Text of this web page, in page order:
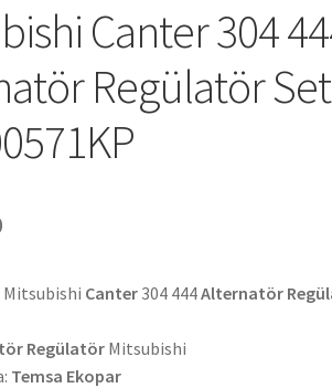
Canter 304
Regülatör
Mitsubishi Canter304 444Alternatör
RegülatörMitsubishi
Temsa Ekopar